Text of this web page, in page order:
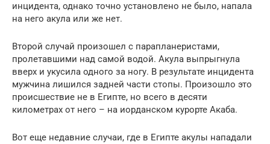
инцидента, однако точно установлено не было, напала
на него акула или же нет.
Второй случай произошел с парапланеристами,
пролетавшими над самой водой. Акула выпрыгнула
вверх и укусила одного за ногу. В результате инцидента
мужчина лишился задней части стопы. Произошло это
происшествие не в Египте, но всего в десяти
километрах от него – на иорданском курорте Акаба.
Вот еще недавние случаи, где в Египте акулы нападали